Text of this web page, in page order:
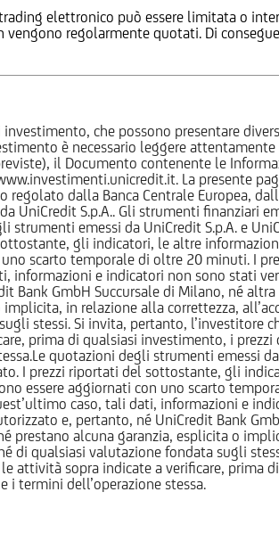
elettronico può essere limitata o
regolarmente quotati. Di
che possono presentare
è necessario leggere
il Documento contenente le
La presente
dalla Banca Centrale Europea,
UniCredit S.p.A.. Gli strumenti finanziari
strumenti emessi da UniCredit S.p.A. e
gli indicatori, le altre
scarto temporale di oltre 20 minuti. I
e indicatori non sono stati
GmbH Succursale di Milano, né
in relazione alla correttezza,
stessi. Si invita, pertanto, l’investitore
prima di qualsiasi investimento, i
quotazioni degli strumenti emessi da
I prezzi riportati del sottostante, gli
essere aggiornati con uno scarto
caso, tali dati, informazioni e
e, pertanto, né UniCredit Bank
alcuna garanzia, esplicita o
di qualsiasi valutazione fondata sugli
attività sopra indicate a verificare, prima
termini dell’operazione stessa.